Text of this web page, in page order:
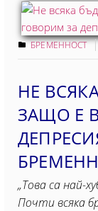
БРЕМЕННОСТ
НЕ
ЗАЩО Е
„Това са най-
Почти всяка